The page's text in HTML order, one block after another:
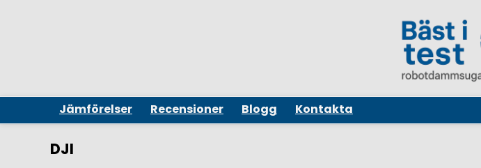
Jämförelser Recensioner Blogg Kontakta
DJI